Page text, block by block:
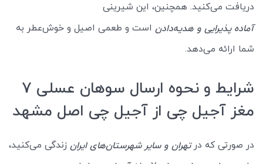
دریافت می‌کنید. همچنین، این شیرینی
آماده پذیرایی و هدیه‌دادن است و طعمی اصیل و خوش‌عطر به
شما ارائه می‌دهد.
شرایط و نحوه ارسال سوهان عسلی 7
مغز آجیل چی از آجیل چی اصل مشهد
در صورتی که درتهران و سایر شهرستان‌های ایران زندگی می‌کنید،